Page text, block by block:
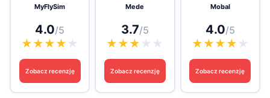
MyFlySim
4.0/5
★★★★ ★
Zobacz recenzję
Mede
3.7/5
★★★ ★ ★
Zobacz recenzję
Mobal
4.0/5
★★★★ ★
Zobacz recenzję